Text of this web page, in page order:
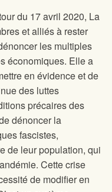
du 17 avril 2020, La
et alliés à rester
les multiples
économiques. Elle a
en évidence et de
des luttes
précaires des
dénoncer la
fascistes,
de leur population, qui
Cette crise
de modifier en